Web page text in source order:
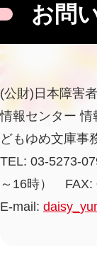
お問
(公財)日本障害
情報センター
どもゆめ文庫事
TEL: 03-5273-
～16時） FAX:
E-mail: